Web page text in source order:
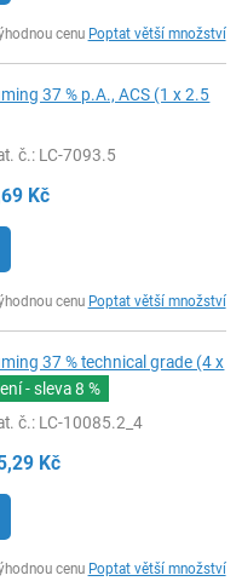
cenu Poptat větší množství
37 % p.A., ACS (1 x 2.5
č.: LC-7093.5
Kč
cenu Poptat větší množství
37 % technical grade (4 x
- sleva8 %
č.: LC-10085.2_4
Kč
cenu Poptat větší množství